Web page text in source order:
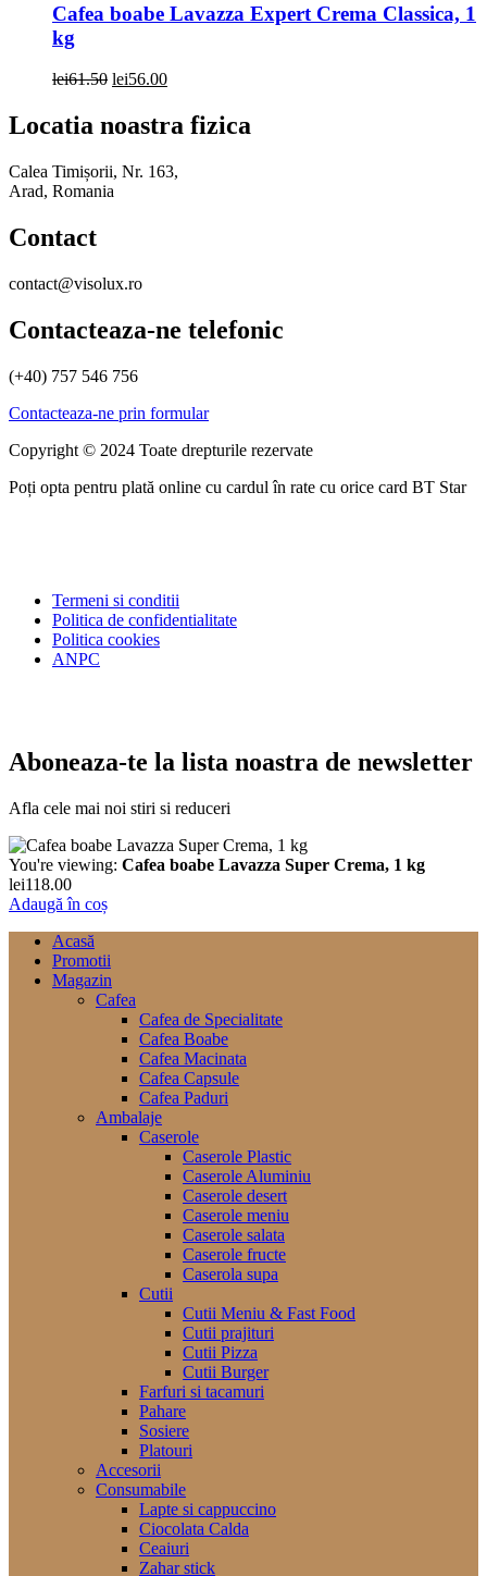
Cafea boabe Lavazza Expert Crema Classica, 1
kg
lei61.50 Prețul
a
fost:
lei56.00Prețul
este:
lei56.00.
Locatia noastra fizica
Calea Timișorii, Nr. 163,
Arad, Romania
Contact
contact@visolux.ro
Contacteaza-ne telefonic
(+40) 757 546 756
Contacteaza-ne prin formular
Copyright © 2024 Toate drepturile rezervate
Poți opta pentru plată online cu cardul în rate cu orice card BT Star
Termeni si conditii
Politica de confidentialitate
Politica cookies
ANPC
Aboneaza-te la lista noastra de newsletter
Afla cele mai noi stiri si reduceri
You're viewing: Cafea boabe Lavazza Super Crema, 1 kg
lei118.00
Adaugă în coș
Acasă
Promotii
Magazin
Cafea
Cafea de Specialitate
Cafea Boabe
Cafea Macinata
Cafea Capsule
Cafea Paduri
Ambalaje
Caserole
Caserole Plastic
Caserole Aluminiu
Caserole desert
Caserole meniu
Caserole salata
Caserole fructe
Caserola supa
Cutii
Cutii Meniu & Fast Food
Cutii prajituri
Cutii Pizza
Cutii Burger
Farfuri si tacamuri
Pahare
Sosiere
Platouri
Accesorii
Consumabile
Lapte si cappuccino
Ciocolata Calda
Ceaiuri
Zahar stick